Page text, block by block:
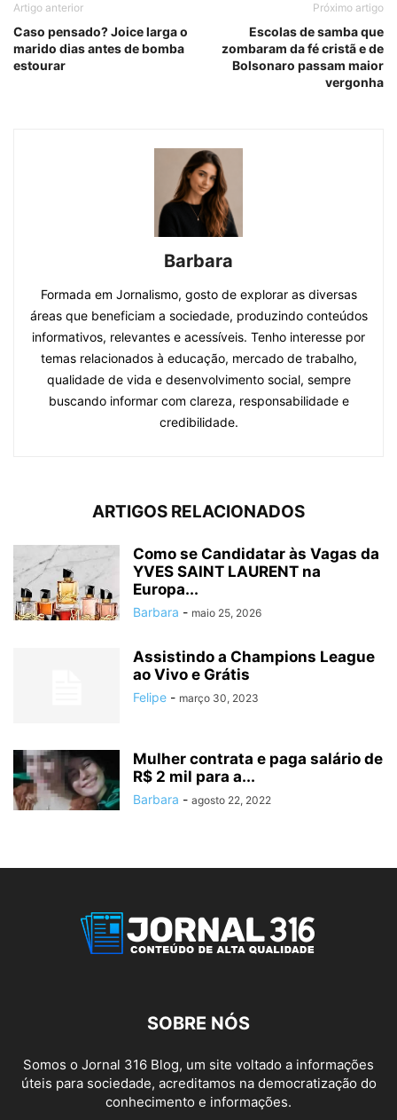
Artigo anterior
Caso pensado? Joice larga o
marido dias antes de bomba
estourar
Próximo artigo
Escolas de samba que
zombaram da fé cristã e de
Bolsonaro passam maior
vergonha
Barbara
Formada em Jornalismo, gosto de explorar as diversas
áreas que beneficiam a sociedade, produzindo conteúdos
informativos, relevantes e acessíveis. Tenho interesse por
temas relacionados à educação, mercado de trabalho,
qualidade de vida e desenvolvimento social, sempre
buscando informar com clareza, responsabilidade e
credibilidade.
ARTIGOS RELACIONADOS
Como se Candidatar às Vagas da
YVES SAINT LAURENT na
Europa...
Barbara - maio 25, 2026
Assistindo a Champions League
ao Vivo e Grátis
Felipe - março 30, 2023
Mulher contrata e paga salário de
R$ 2 mil para a...
Barbara - agosto 22, 2022
SOBRE NÓS
Somos o Jornal 316 Blog, um site voltado a informações
úteis para sociedade, acreditamos na democratização do
conhecimento e informações.